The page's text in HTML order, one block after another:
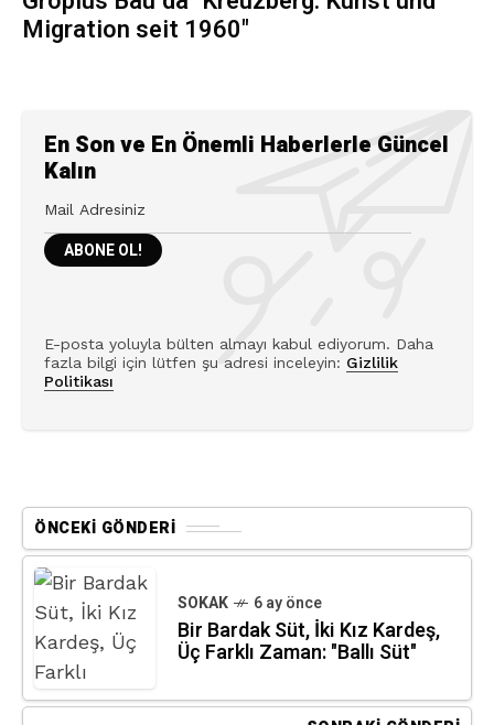
Migration seit 1960"
En Son ve En Önemli Haberlerle Güncel
Kalın
E-posta yoluyla bülten almayı kabul ediyorum. Daha
fazla bilgi için lütfen şu adresi inceleyin: Gizlilik
Politikası
ÖNCEKI GÖNDERI
SOKAK 6 ay önce
Bir Bardak Süt, İki Kız Kardeş,
Üç Farklı Zaman: "Ballı Süt"